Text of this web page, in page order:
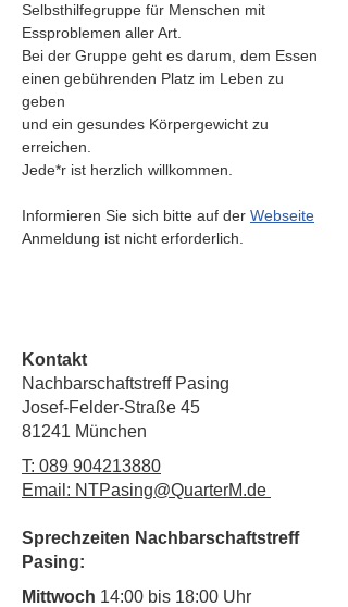
Selbsthilfegruppe für Menschen mit
Essproblemen aller Art.
Bei der Gruppe geht es darum, dem Essen
einen gebührenden Platz im Leben zu
geben
und ein gesundes Körpergewicht zu
erreichen.
Jede*r ist herzlich willkommen.
Informieren Sie sich bitte auf der Webseite
Anmeldung ist nicht erforderlich.
Kontakt
Nachbarschaftstreff Pasing
Josef-Felder-Straße 45
81241 München
T: 089 904213880
Email: NTPasing@QuarterM.de
Sprechzeiten Nachbarschaftstreff
Pasing:
Mittwoch 14:00 bis 18:00 Uhr